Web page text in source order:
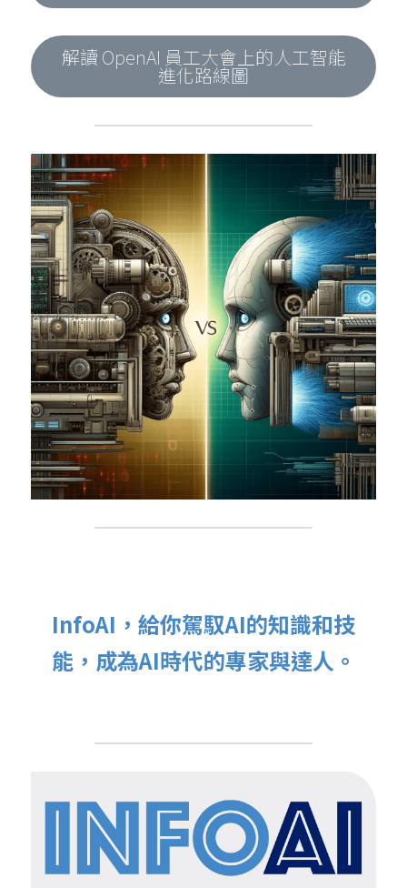
解讀 OpenAI 員工大會上的人工智能
進化路線圖
InfoAI，給你駕馭AI的知識和技
能，成為AI時代的專家與達人。